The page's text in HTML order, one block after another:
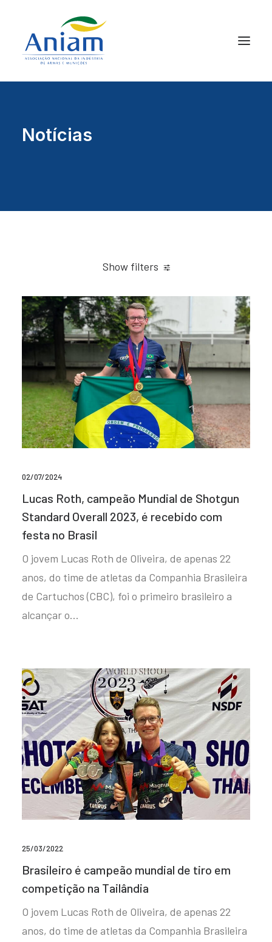
Notícias
Show filters
02/07/2024
Lucas Roth, campeão Mundial de Shotgun
Standard Overall 2023, é recebido com
festa no Brasil
O jovem Lucas Roth de Oliveira, de apenas 22
anos, do time de atletas da Companhia Brasileira
de Cartuchos (CBC), foi o primeiro brasileiro a
alcançar o…
25/03/2022
Brasileiro é campeão mundial de tiro em
competição na Tailândia
O jovem Lucas Roth de Oliveira, de apenas 22
anos, do time de atletas da Companhia Brasileira